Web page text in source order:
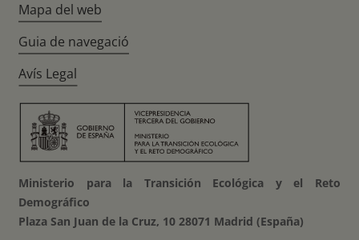
Mapa del web
Guia de navegació
Avís Legal
Ministerio para la Transición Ecológica y el Reto
Demográfico
Plaza San Juan de la Cruz, 10 28071 Madrid (España)